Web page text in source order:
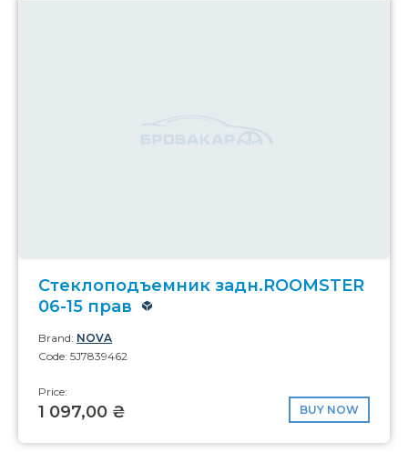
Стеклоподъемник задн.ROOMSTER
06-15 прав
Brand: NOVA
Code: 5J7839462
Price:
1 097,00 ₴ BUY NOW